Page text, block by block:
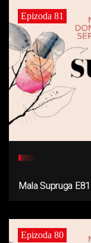
Epizoda 81
Mala Supruga E81
Epizoda 80